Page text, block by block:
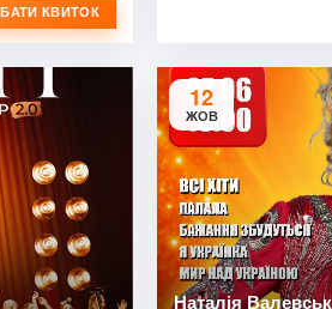
КВИТОК
12
ЖОВ
Наталія